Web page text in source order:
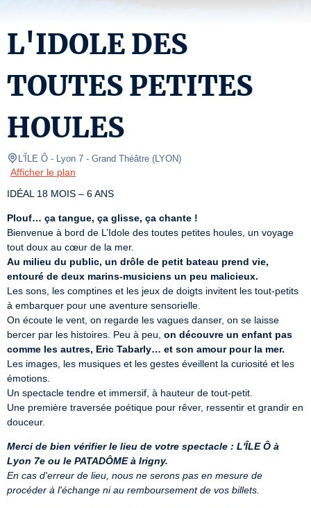
L'IDOLE DES
TOUTES PETITES
HOULES
L'ÎLE Ô - Lyon 7 - Grand Théâtre (LYON)
Afficher le plan
IDÉAL 18 MOIS – 6 ANS
Plouf… ça tangue, ça glisse, ça chante !
Bienvenue à bord de L’Idole des toutes petites houles, un voyage
Au milieu du public, un drôle de petit bateau prend vie,
entouré de deux marins-musiciens un peu malicieux.
Les sons, les comptines et les jeux de doigts invitent les tout-petits
à embarquer pour une aventure sensorielle.
On écoute le vent, on regarde les vagues danser, on se laisse
bercer par les histoires. Peu à peu, on découvre un enfant pas
comme les autres, Eric Tabarly… et son amour pour la mer.
Les images, les musiques et les gestes éveillent la curiosité et les
émotions.
Un spectacle tendre et immersif, à hauteur de tout-petit.
Une première traversée poétique pour rêver, ressentir et grandir en
douceur.
Merci de bien vérifier le lieu de votre spectacle : L'ÎLE Ô à
Lyon 7e ou le PATADÔME à Irigny.
En cas d'erreur de lieu, nous ne serons pas en mesure de
procéder à l'échange ni au remboursement de vos billets.